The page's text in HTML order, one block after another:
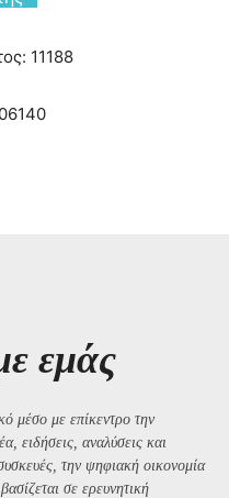
11188
εμάς
μέσο με επίκεντρο την
ειδήσεις, αναλύσεις και
την ψηφιακή οικονομία
σε ερευνητική